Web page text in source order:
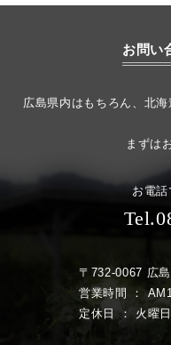
お問い
広島県内はもちろん、北
まずは
お電
〒732-0067 広
営業時間 ：
定休日 ： 火曜